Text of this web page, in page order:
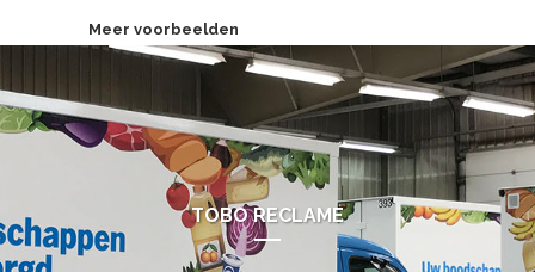
Meer voorbeelden
TOBO RECLAME